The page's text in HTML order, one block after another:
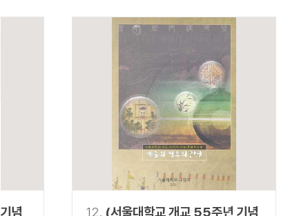
념
12. (서울대학교 개교 55주년 기념